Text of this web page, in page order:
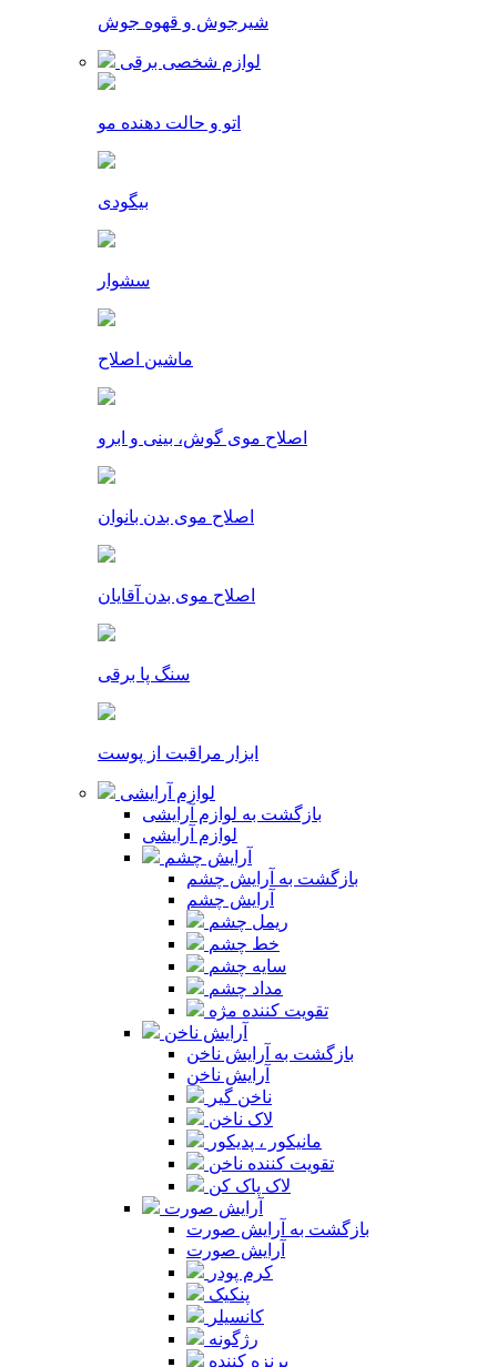
شیرجوش و قهوه جوش
لوازم شخصی برقی
اتو و حالت دهنده مو
بیگودی
سشوار
ماشین اصلاح
اصلاح موی گوش، بینی و ابرو
اصلاح موی بدن بانوان
اصلاح موی بدن آقایان
سنگ پا برقی
ابزار مراقبت از پوست
لوازم آرایشی
بازگشت به لوازم آرایشی
لوازم آرایشی
آرایش چشم
بازگشت به آرایش چشم
آرایش چشم
ریمل چشم
خط چشم
سایه چشم
مداد چشم
تقویت کننده مژه
آرایش ناخن
بازگشت به آرایش ناخن
آرایش ناخن
ناخن گیر
لاک ناخن
مانیکور ، پدیکور
تقویت کننده ناخن
لاک پاک کن
آرایش صورت
بازگشت به آرایش صورت
آرایش صورت
کرم پودر
پنکیک
کانسیلر
رژگونه
برنزه کننده